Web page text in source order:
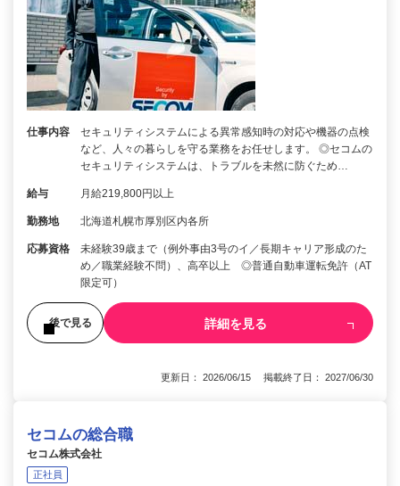
仕事内容
セキュリティシステムによる異常感知時の対応や機器の点検
など、人々の暮らしを守る業務をお任せします。 ◎セコムの
セキュリティシステムは、トラブルを未然に防ぐため…
給与 月給219,800円以上
勤務地 北海道札幌市厚別区内各所
応募資格
未経験39歳まで（例外事由3号のイ／長期キャリア形成のた
め／職業経験不問）、高卒以上 ◎普通自動車運転免許（AT
限定可）
後で見る 詳細を見る
更新日： 2026/06/15 掲載終了日： 2027/06/30
セコムの総合職
セコム株式会社
正社員